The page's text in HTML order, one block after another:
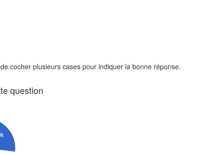
cocher plusieurs cases pour indiquer la bonne réponse.
question